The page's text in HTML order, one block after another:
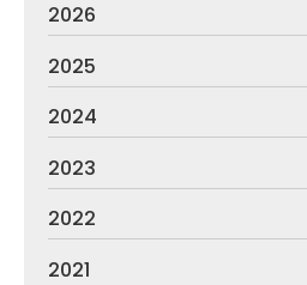
2026
2025
2024
2023
2022
2021